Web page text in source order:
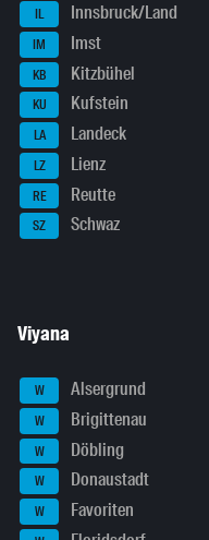
IL Innsbruck/Land
IM Imst
KB Kitzbühel
KU Kufstein
LA Landeck
LZ Lienz
RE Reutte
SZ Schwaz
Viyana
W Alsergrund
W Brigittenau
W Döbling
W Donaustadt
W Favoriten